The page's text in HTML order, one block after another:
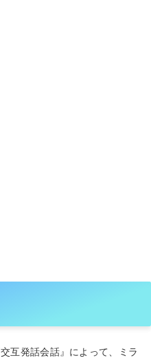
互発話会話』によって、ミラ